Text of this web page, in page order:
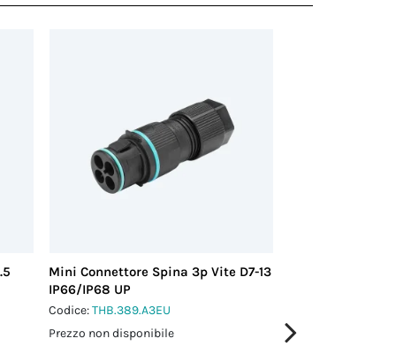
Mini Connettore Spina 3p Vite D7-13
IP66/IP68 UP
Codice:THB.389.A3EU
Prezzo non disponibile
Prezzo non